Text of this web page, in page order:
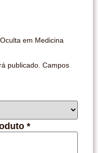
em Medicina
publicado. Campos
*